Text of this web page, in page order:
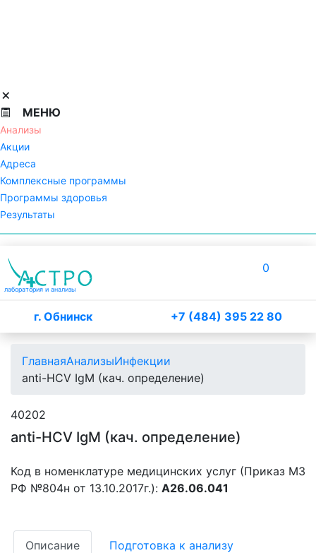
МЕНЮ
Анализы
Акции
Адреса
Комплексные программы
Программы здоровья
Результаты
лаборатория и анализы
г. Обнинск +7 (484) 395 22 80
0
ГлавнаяАнализыИнфекции
anti-HCV IgM (кач. определение)
40202
anti-HCV IgM (кач. определение)
Код в номенклатуре медицинских услуг (Приказ МЗ
РФ №804н от 13.10.2017г.): A26.06.041
Описание Подготовка к анализу